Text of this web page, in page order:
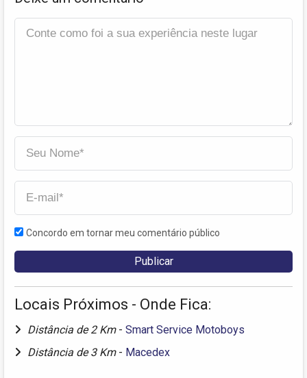
Concordo em tornar meu comentário público
Locais Próximos - Onde Fica:
Distância de 2 Km - Smart Service Motoboys
Distância de 3 Km - Macedex